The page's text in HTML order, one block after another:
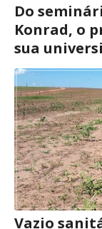
Do
Konrad, o
sua
Vazio